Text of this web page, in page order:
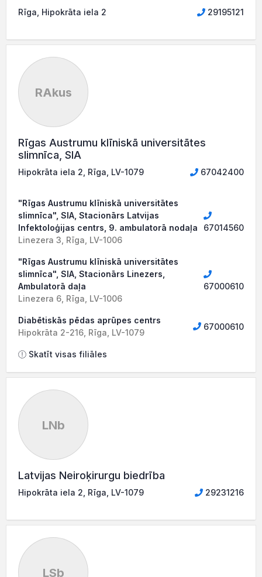
Rīga, Hipokrāta iela 2 29195121
RAkus
Rīgas Austrumu klīniskā universitātes
slimnīca, SIA
Hipokrāta iela 2, Rīga, LV-1079 67042400
"Rīgas Austrumu klīniskā universitātes
slimnīca", SIA, Stacionārs Latvijas
Infektoloģijas centrs, 9. ambulatorā nodaļa
Linezera 3, Rīga, LV-1006
67014560
"Rīgas Austrumu klīniskā universitātes
slimnīca", SIA, Stacionārs Linezers,
Ambulatorā daļa
Linezera 6, Rīga, LV-1006
67000610
Diabētiskās pēdas aprūpes centrs
Hipokrāta 2-216, Rīga, LV-1079
67000610
Skatīt visas filiāles
LNb
Latvijas Neiroķirurgu biedrība
Hipokrāta iela 2, Rīga, LV-1079 29231216
LSb